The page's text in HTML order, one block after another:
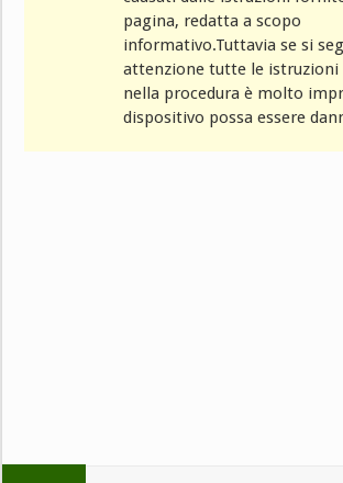
pagina, redatta a scopo
informativo.Tuttavia se si
attenzione tutte le istruzioni
nella procedura è molto
dispositivo possa essere